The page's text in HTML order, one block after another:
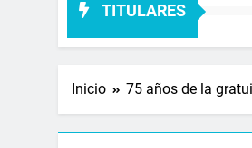
TITULARES
Inicio 75 años de la